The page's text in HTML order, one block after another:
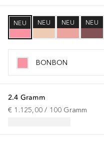
NEU NEU NEU NEU
BONBON
2.4 Gramm
€ 1.125,00 / 100 Gramm